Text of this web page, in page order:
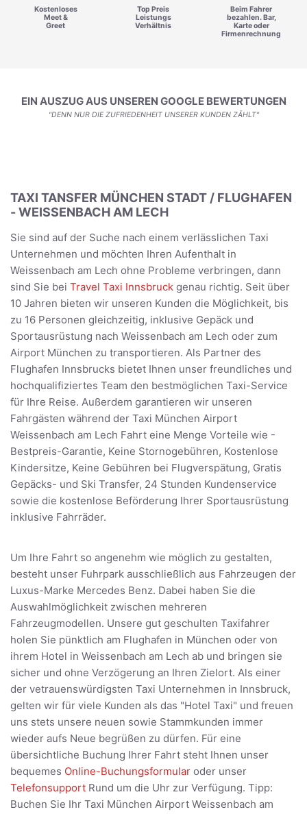
Kostenloses
Meet &
Greet
Top Preis
Leistungs
Verhältnis
Beim Fahrer
bezahlen. Bar,
Karte oder
Firmenrechnung
EIN AUSZUG AUS UNSEREN GOOGLE BEWERTUNGEN
"DENN NUR DIE ZUFRIEDENHEIT UNSERER KUNDEN ZÄHLT"
TAXI TANSFER MÜNCHEN STADT / FLUGHAFEN
- WEISSENBACH AM LECH
Sie sind auf der Suche nach einem verlässlichen Taxi
Unternehmen und möchten Ihren Aufenthalt in
Weissenbach am Lech ohne Probleme verbringen, dann
sind Sie bei Travel Taxi Innsbruck genau richtig. Seit über
10 Jahren bieten wir unseren Kunden die Möglichkeit, bis
zu 16 Personen gleichzeitig, inklusive Gepäck und
Sportausrüstung nach Weissenbach am Lech oder zum
Airport München zu transportieren. Als Partner des
Flughafen Innsbrucks bietet Ihnen unser freundliches und
hochqualifiziertes Team den bestmöglichen Taxi-Service
für Ihre Reise. Außerdem garantieren wir unseren
Fahrgästen während der Taxi München Airport
Weissenbach am Lech Fahrt eine Menge Vorteile wie -
Bestpreis-Garantie, Keine Stornogebühren, Kostenlose
Kindersitze, Keine Gebühren bei Flugverspätung, Gratis
Gepäcks- und Ski Transfer, 24 Stunden Kundenservice
sowie die kostenlose Beförderung Ihrer Sportausrüstung
inklusive Fahrräder.
Um Ihre Fahrt so angenehm wie möglich zu gestalten,
besteht unser Fuhrpark ausschließlich aus Fahrzeugen der
Luxus-Marke Mercedes Benz. Dabei haben Sie die
Auswahlmöglichkeit zwischen mehreren
Fahrzeugmodellen. Unsere gut geschulten Taxifahrer
holen Sie pünktlich am Flughafen in München oder von
ihrem Hotel in Weissenbach am Lech ab und bringen sie
sicher und ohne Verzögerung an Ihren Zielort. Als einer
der vetrauenswürdigsten Taxi Unternehmen in Innsbruck,
gelten wir für viele Kunden als das "Hotel Taxi" und freuen
uns stets unsere neuen sowie Stammkunden immer
wieder aufs Neue begrüßen zu dürfen. Für eine
übersichtliche Buchung Ihrer Fahrt steht Ihnen unser
bequemes Online-Buchungsformular oder unser
Telefonsupport Rund um die Uhr zur Verfügung. Tipp:
Buchen Sie Ihr Taxi München Airport Weissenbach am